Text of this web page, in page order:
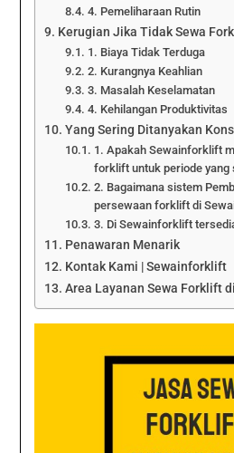
4. Pemeliharaan Rutin
Kerugian Jika Tidak Sewa
1. Biaya Tidak Terduga
2. Kurangnya Keahlian
3. Masalah Keselamatan
4. Kehilangan Produktivitas
Yang Sering Ditanyakan
1. Apakah Sewainforklift
forklift untuk periode yang
2. Bagaimana sistem
persewaan forklift di
3. Di Sewainforklift
Penawaran Menarik
Kontak Kami | Sewainforklift
Area Layanan Sewa Forklift